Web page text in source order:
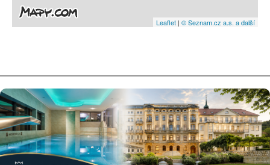
Leaflet | © Seznam.cz a.s. a další